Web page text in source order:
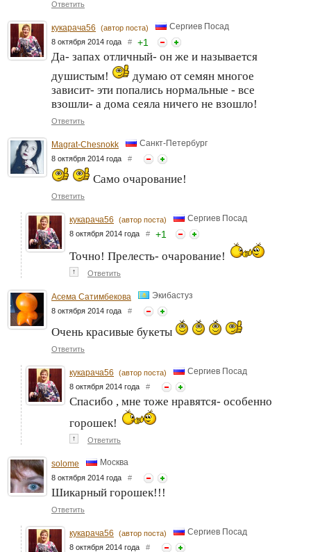
Ответить
кукарача56 (автор поста) Сергиев Посад
8 октября 2014 года # +1
Да- запах отличный- он же и называется
душистым!
думаю от семян многое
зависит- эти попались нормальные - все
взошли- а дома сеяла ничего не взошло!
Ответить
Magrat-Chesnokk Санкт-Петербург
8 октября 2014 года #
Само очарование!
Ответить
кукарача56 (автор поста) Сергиев Посад
8 октября 2014 года # +1
Точно! Прелесть- очарование!
↑ Ответить
Асема Сатимбекова Экибастуз
8 октября 2014 года #
Очень красивые букеты
Ответить
кукарача56 (автор поста) Сергиев Посад
8 октября 2014 года #
Спасибо , мне тоже нравятся- особенно
горошек!
↑ Ответить
solome Москва
8 октября 2014 года #
Шикарный горошек!!!
Ответить
кукарача56 (автор поста) Сергиев Посад
8 октября 2014 года #